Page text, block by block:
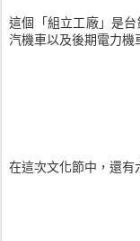
這個「組立工廠」是
汽機車以及後期電力機
在這次文化節中，還有